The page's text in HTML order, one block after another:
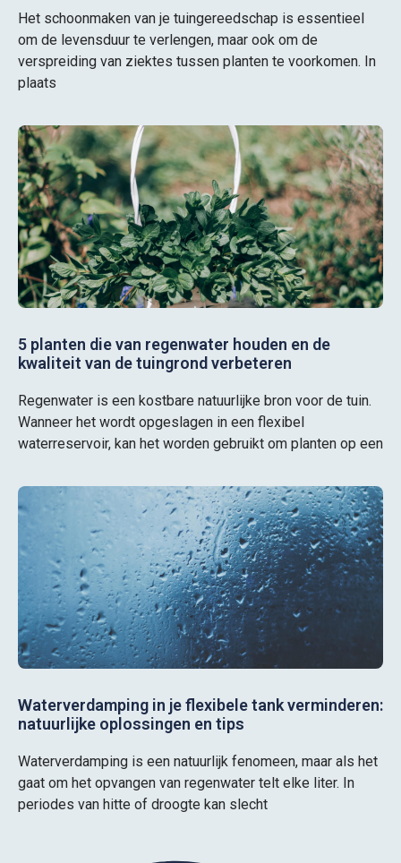
Het schoonmaken van je tuingereedschap is essentieel
om de levensduur te verlengen, maar ook om de
verspreiding van ziektes tussen planten te voorkomen. In
plaats
5 planten die van regenwater houden en de
kwaliteit van de tuingrond verbeteren
Regenwater is een kostbare natuurlijke bron voor de tuin.
Wanneer het wordt opgeslagen in een flexibel
waterreservoir, kan het worden gebruikt om planten op een
Waterverdamping in je flexibele tank verminderen:
natuurlijke oplossingen en tips
Waterverdamping is een natuurlijk fenomeen, maar als het
gaat om het opvangen van regenwater telt elke liter. In
periodes van hitte of droogte kan slecht